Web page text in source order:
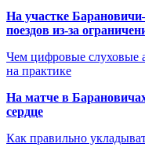
На участке
поездов из-за
Чем цифровые слуховые
на практике
На матче в
сердце
Как правильно